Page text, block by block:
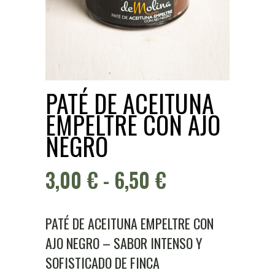
PATÉ DE ACEITUNA
EMPELTRE CON AJO
NEGRO
3,00 € - 6,50 €
PRECIOS:
DESDE
PATÉ DE ACEITUNA EMPELTRE CON
AJO NEGRO – SABOR INTENSO Y
SOFISTICADO DE FINCA